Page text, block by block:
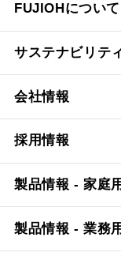
FUJIOHについて
サステナビリテ
会社情報
採用情報
製品情報 - 家庭用
製品情報 - 業務用